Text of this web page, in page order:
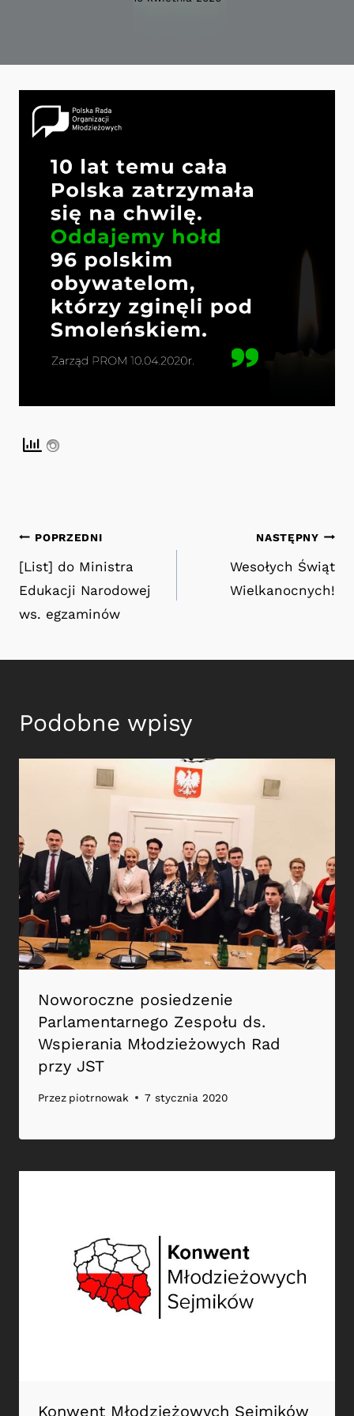
Nawigacja
wpisu
POPRZEDNI
[List] do Ministra
Edukacji Narodowej
ws. egzaminów
NASTĘPNY
Wesołych Świąt
Wielkanocnych!
Podobne wpisy
Noworoczne posiedzenie
Parlamentarnego Zespołu ds.
Wspierania Młodzieżowych Rad
przy JST
Przez piotrnowak 7 stycznia 2020
Konwent Młodzieżowych Sejmików